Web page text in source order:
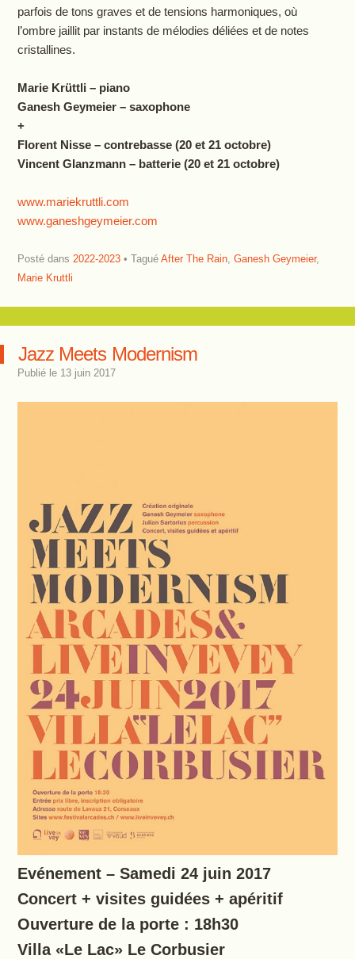
parfois de tons graves et de tensions harmoniques, où
l’ombre jaillit par instants de mélodies déliées et de notes
cristallines.
Marie Krüttli – piano
Ganesh Geymeier – saxophone
+
Florent Nisse – contrebasse (20 et 21 octobre)
Vincent Glanzmann – batterie (20 et 21 octobre)
www.mariekruttli.com
www.ganeshgeymeier.com
Posté dans 2022-2023 Tagué After The Rain, Ganesh Geymeier,
Marie Kruttli
Jazz Meets Modernism
Publié le 13 juin 2017
Evénement – Samedi 24 juin 2017
Concert + visites guidées + apéritif
Ouverture de la porte : 18h30
Villa «Le Lac» Le Corbusier